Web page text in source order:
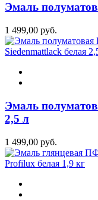
Эмаль
1 499,00 руб.
Эмаль
2,5 л
1 499,00 руб.